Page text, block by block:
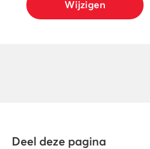
Wijzigen
Deel deze pagina